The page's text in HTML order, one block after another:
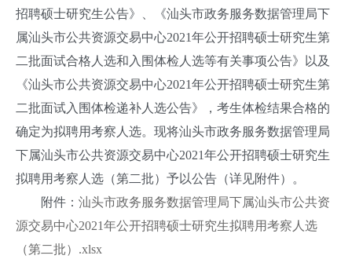
招聘硕士研究生公告》、《汕头市政务服务数据管理局下
属汕头市公共资源交易中心2021年公开招聘硕士研究生第
二批面试合格人选和入围体检人选等有关事项公告》以及
《汕头市公共资源交易中心2021年公开招聘硕士研究生第
二批面试入围体检递补人选公告》，考生体检结果合格的
确定为拟聘用考察人选。现将汕头市政务服务数据管理局
下属汕头市公共资源交易中心2021年公开招聘硕士研究生
拟聘用考察人选（第二批）予以公告（详见附件）。
附件： 汕头市政务服务数据管理局下属汕头市公共资
源交易中心2021年公开招聘硕士研究生拟聘用考察人选
（第二批）.xlsx